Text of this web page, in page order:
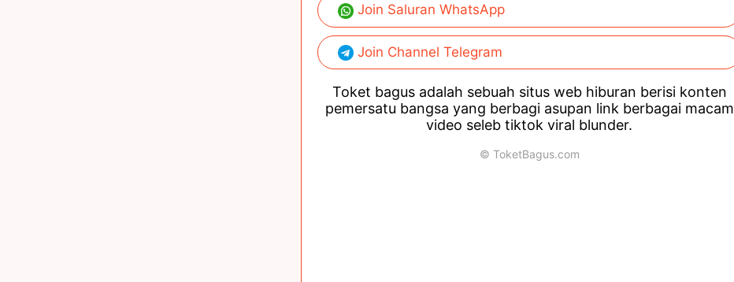
Join Saluran WhatsApp
Join Channel Telegram
Toket bagus adalah sebuah situs web hiburan berisi konten
pemersatu bangsa yang berbagi asupan link berbagai macam
video seleb tiktok viral blunder.
© ToketBagus.com